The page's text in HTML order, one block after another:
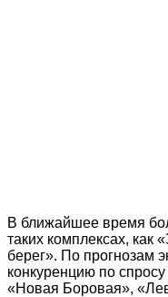
В ближайшее время
таких комплексах, как
берег». По прогнозам
конкуренцию по
«Новая Боровая»,